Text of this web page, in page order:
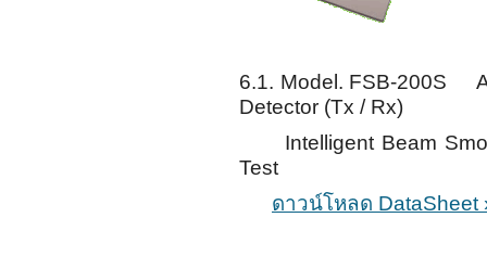
6.1. Model. FSB-200S
Detector (Tx / Rx)
Intelligent Beam
Test
ดาวน์โหลด DataSheet